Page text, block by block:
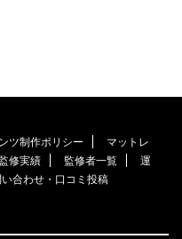
ツ制作ポリシー
マットレ
修実績 監修者一覧
運
い合わせ・口コミ投稿